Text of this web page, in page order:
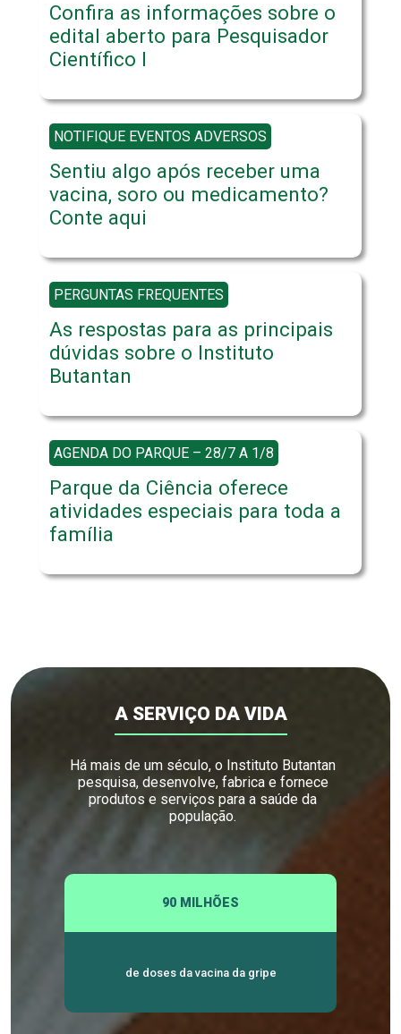
Confira as informações sobre o
edital aberto para Pesquisador
Científico I
NOTIFIQUE EVENTOS ADVERSOS
Sentiu algo após receber uma
vacina, soro ou medicamento?
Conte aqui
PERGUNTAS FREQUENTES
As respostas para as principais
dúvidas sobre o Instituto
Butantan
AGENDA DO PARQUE – 28/7 A 1/8
Parque da Ciência oferece
atividades especiais para toda a
família
A SERVIÇO DA VIDA
Há mais de um século, o Instituto Butantan
pesquisa, desenvolve, fabrica e fornece
produtos e serviços para a saúde da
população.
90 MILHÕES
de doses da vacina da gripe